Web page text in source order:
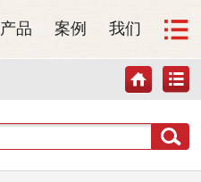
产品 案例 我们